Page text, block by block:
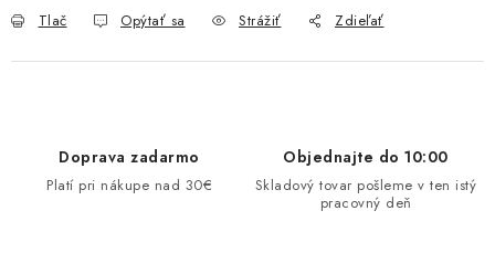
Tlač Opýtať sa Strážiť Zdieľať
Doprava zadarmo
Platí pri nákupe nad 30€
Objednajte do 10:00
Skladový tovar pošleme v ten istý
pracovný deň